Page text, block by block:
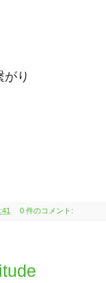
り
0 件のコメント: